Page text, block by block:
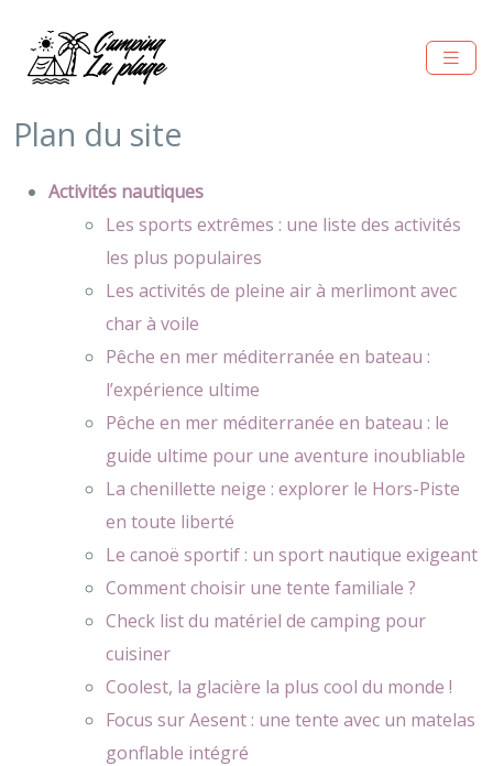
Plan du site
Activités nautiques
Les sports extrêmes : une liste des activités
les plus populaires
Les activités de pleine air à merlimont avec
char à voile
Pêche en mer méditerranée en bateau :
l’expérience ultime
Pêche en mer méditerranée en bateau : le
guide ultime pour une aventure inoubliable
La chenillette neige : explorer le Hors-Piste
en toute liberté
Le canoë sportif : un sport nautique exigeant
Comment choisir une tente familiale ?
Check list du matériel de camping pour
cuisiner
Coolest, la glacière la plus cool du monde !
Focus sur Aesent : une tente avec un matelas
gonflable intégré